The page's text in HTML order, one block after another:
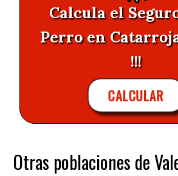
Calcula el
Perro en
!!!
CALCULAR
Otras poblaciones de